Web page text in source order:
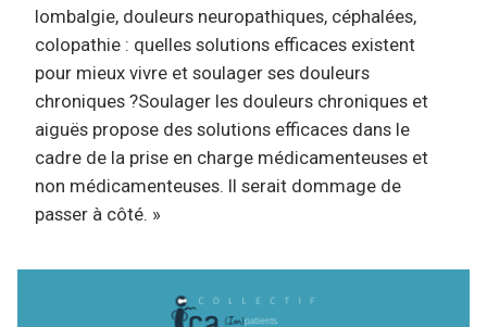
lombalgie, douleurs neuropathiques, céphalées,
colopathie : quelles solutions efficaces existent
pour mieux vivre et soulager ses douleurs
chroniques ?Soulager les douleurs chroniques et
aiguës propose des solutions efficaces dans le
cadre de la prise en charge médicamenteuses et
non médicamenteuses. Il serait dommage de
passer à côté. »